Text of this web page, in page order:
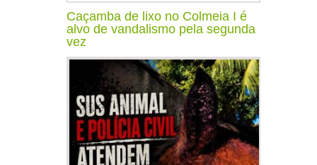
Caçamba de lixo no Colmeia I é
alvo de vandalismo pela segunda
vez